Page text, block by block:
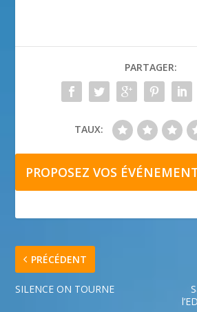
PARTAGER:
TAUX:
PROPOSEZ VOS
PRÉCÉDENT
SILENCE ON TOURNE